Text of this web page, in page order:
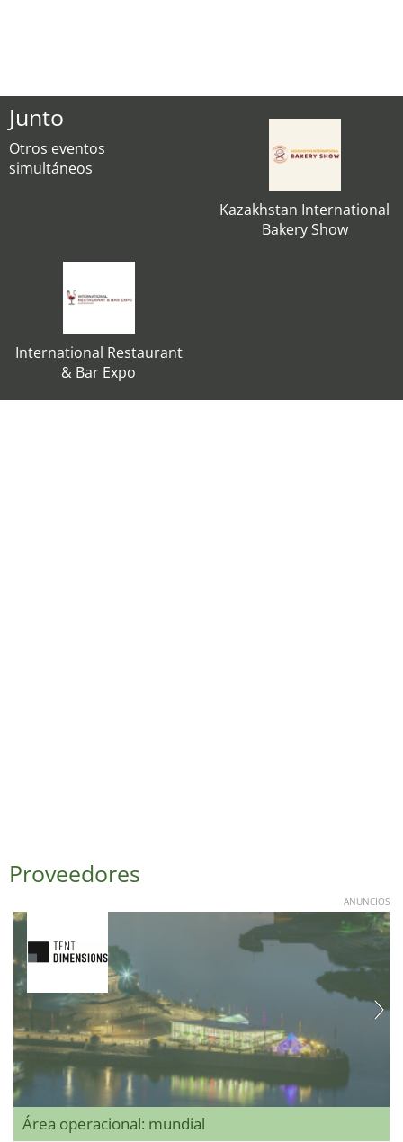
Junto
Otros eventos
simultáneos
Kazakhstan International
Bakery Show
International Restaurant
& Bar Expo
Proveedores
ANUNCIOS
Área operacional: mundial